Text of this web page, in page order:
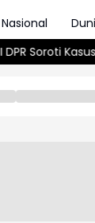
Nasional
Eks Istri